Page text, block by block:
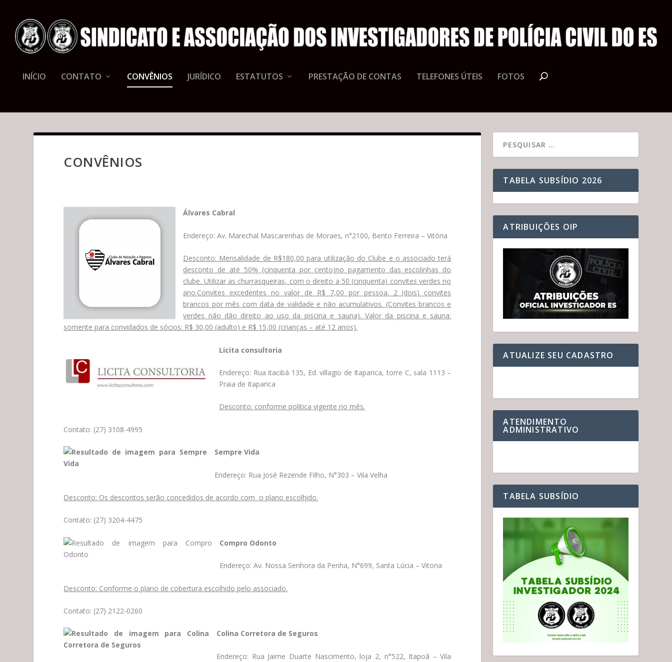
INÍCIO CONTATO CONVÊNIOS JURÍDICO ESTATUTOS PRESTAÇÃO DE CONTAS TELEFONES ÚTEIS FOTOS
CONVÊNIOS
Álvares Cabral
Endereço: Av. Marechal Mascarenhas de Moraes, n°2100, Bento Ferreira – Vitória
Desconto: Mensalidade de R$180,00 para utilização do Clube e o associado terá
desconto de até 50% (cinquenta por cento)no pagamento das escolinhas do
clube. Utilizar as churrasqueiras, com o direito a 50 (cinquenta) convites verdes no
ano.Convites excedentes no valor de R$ 7,00 por pessoa. 2 (dois) convites
brancos por mês com data de validade e não acumulativos. (Convites brancos e
verdes não dão direito ao uso da piscina e sauna). Valor da piscina e sauna:
somente para convidados de sócios: R$ 30,00 (adulto) e R$ 15,00 (crianças – até 12 anos).
Licita consultoria
Endereço: Rua itacibá 135, Ed. villagio de Itaparica, torre C, sala 1113 –
Praia de Itaparica
Desconto: conforme politica vigente no mês.
Contato: (27) 3108-4995
Sempre Vida
Endereço: Rua José Rezende Filho, N°303 – Vila Velha
Desconto: Os descontos serão concedidos de acordo com o plano escolhido.
Contato: (27) 3204-4475
Compro Odonto
Endereço: Av. Nossa Senhora da Penha, N°699, Santa Lúcia – Vitoria
Desconto: Conforme o plano de cobertura escolhido pelo associado.
Contato: (27) 2122-0260
Colina Corretora de Seguros
Endereço: Rua Jaime Duarte Nascimento, loja 2, n°522, Itapoã – Vila
TABELA SUBSÍDIO 2026
ATRIBUIÇÕES OIP
ATUALIZE SEU CADASTRO
ATENDIMENTO
ADMINISTRATIVO
TABELA SUBSÍDIO